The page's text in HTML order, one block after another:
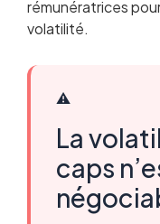
rémunératrices
volatilité.
⚠️
La
caps